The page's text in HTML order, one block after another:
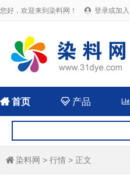
您好，欢迎来到染料网！  登录或加入
首页  产品 
 染料网 > 行情 > 正文